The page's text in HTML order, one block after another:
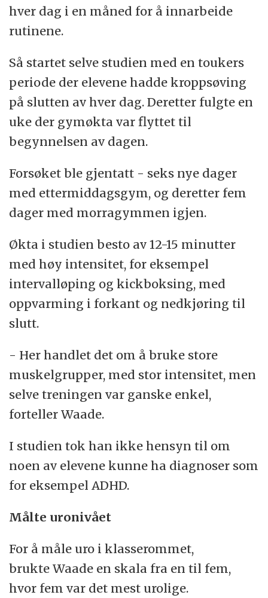
hver dag i en måned for å innarbeide
rutinene.
Så startet selve studien med en toukers
periode der elevene hadde kroppsøving
på slutten av hver dag. Deretter fulgte en
uke der gymøkta var flyttet til
begynnelsen av dagen.
Forsøket ble gjentatt - seks nye dager
med ettermiddagsgym, og deretter fem
dager med morragymmen igjen.
Økta i studien besto av 12-15 minutter
med høy intensitet, for eksempel
intervalløping og kickboksing, med
oppvarming i forkant og nedkjøring til
slutt.
- Her handlet det om å bruke store
muskelgrupper, med stor intensitet, men
selve treningen var ganske enkel,
forteller Waade.
I studien tok han ikke hensyn til om
noen av elevene kunne ha diagnoser som
for eksempel ADHD.
Målte uronivået
For å måle uro i klasserommet,
brukte Waade en skala fra en til fem,
hvor fem var det mest urolige.